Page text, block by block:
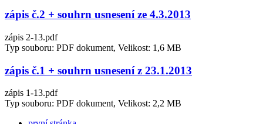
zápis č.2 + souhrn usnesení ze 4.3.2013
zápis 2-13.pdf
Typ souboru: PDF dokument, Velikost: 1,6 MB
zápis č.1 + souhrn usnesení z 23.1.2013
zápis 1-13.pdf
Typ souboru: PDF dokument, Velikost: 2,2 MB